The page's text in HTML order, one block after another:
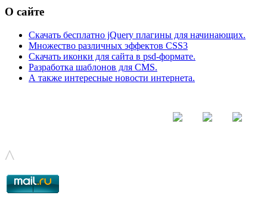
О сайте
Скачать бесплатно jQuery плагины для начинающих.
Множество различных эффектов CSS3
Скачать иконки для сайта в psd-формате.
Разработка шаблонов для CMS.
А также интересные новости интернета.
© - 2015-2017 - helix.su - все для вашего сайта |
^